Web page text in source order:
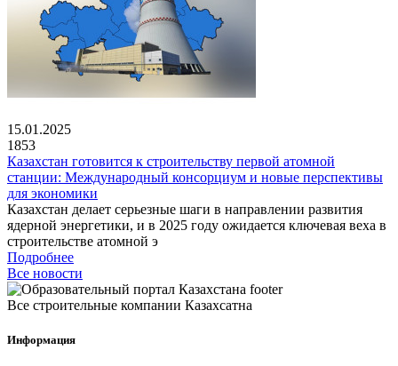
15.01.2025
1853
Казахстан готовится к строительству первой атомной
станции: Международный консорциум и новые перспективы
для экономики
Казахстан делает серьезные шаги в направлении развития
ядерной энергетики, и в 2025 году ожидается ключевая веха в
строительстве атомной э
Подробнее
Все новости
Все строительные компании Казахсатна
Информация